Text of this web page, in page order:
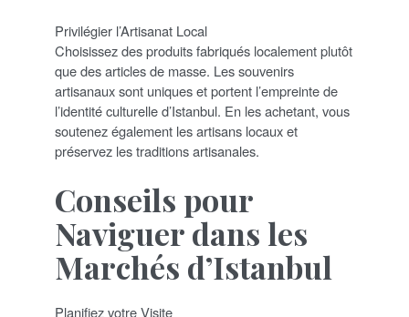
Privilégier l’Artisanat Local
Choisissez des produits fabriqués localement plutôt
que des articles de masse. Les souvenirs
artisanaux sont uniques et portent l’empreinte de
l’identité culturelle d’Istanbul. En les achetant, vous
soutenez également les artisans locaux et
préservez les traditions artisanales.
Conseils pour
Naviguer dans les
Marchés d’Istanbul
Planifiez votre Visite